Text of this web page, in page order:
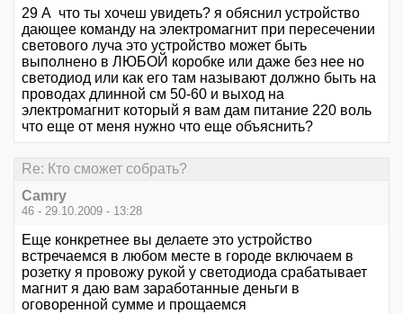
29 А что ты хочеш увидеть? я обяснил устройство
дающее команду на электромагнит при пересечении
светового луча это устройство может быть
выполнено в ЛЮБОЙ коробке или даже без нее но
светодиод или как его там называют должно быть на
проводах длинной см 50-60 и выход на
электромагнит который я вам дам питание 220 воль
что еще от меня нужно что еще объяснить?
Re: Кто сможет собрать?
Camry
46 - 29.10.2009 - 13:28
Еще конкретнее вы делаете это устройство
встречаемся в любом месте в городе включаем в
розетку я провожу рукой у светодиода срабатывает
магнит я даю вам заработанные деньги в
оговоренной сумме и прощаемся